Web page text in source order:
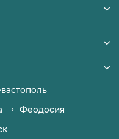
Феодосия